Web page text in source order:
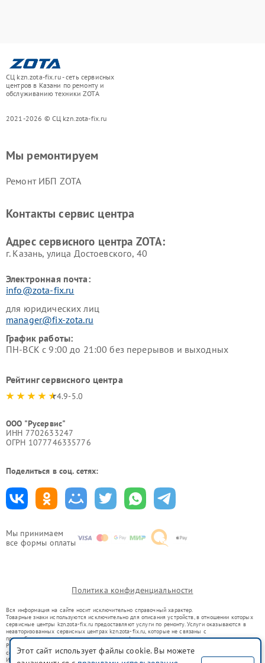
СЦ kzn.zota-fix.ru - сеть сервисных
центров в Казани по ремонту и
обслуживанию техники ZOTA
2021-2026 © СЦ kzn.zota-fix.ru
Мы принимаем
все формы оплаты
Мы ремонтируем
Ремонт ИБП ZOTA
Контакты сервис центра
Адрес сервисного центра ZOTA:
г. Казань, улица Достоевского, 40
Электронная почта:
info@zota-fix.ru
для юридических лиц
manager@fix-zota.ru
График работы:
ПН-ВСК с 9:00 до 21:00 без перерывов и выходных
Рейтинг сервисного центра
4.9-5.0
ООО "Русервис"
ИНН 7702633247
ОГРН 1077746335776
Поделиться в соц. сетях:
Политика конфиденциальности
Вся информация на сайте носит исключительно справочный характер.
Товарные знаки используются исключительно для описания устройств, в отношении которых
сервисные центры kzn.zota-fix.ru предоставляют услуги по ремонту. Услуги оказываются в
неавторизованных сервисных центрах kzn.zota-fix.ru, которые не связаны с
правообладателями товарных знаков или их официальными представителями.
Ремонт осуществляется для устройств, уже введенных в гражданский оборот в соответствии
со статьей 1487 ГК РФ.
Использование товарных знаков не преследует цели индивидуализации услуг или введения
Этот сайт использует файлы cookie. Вы можете